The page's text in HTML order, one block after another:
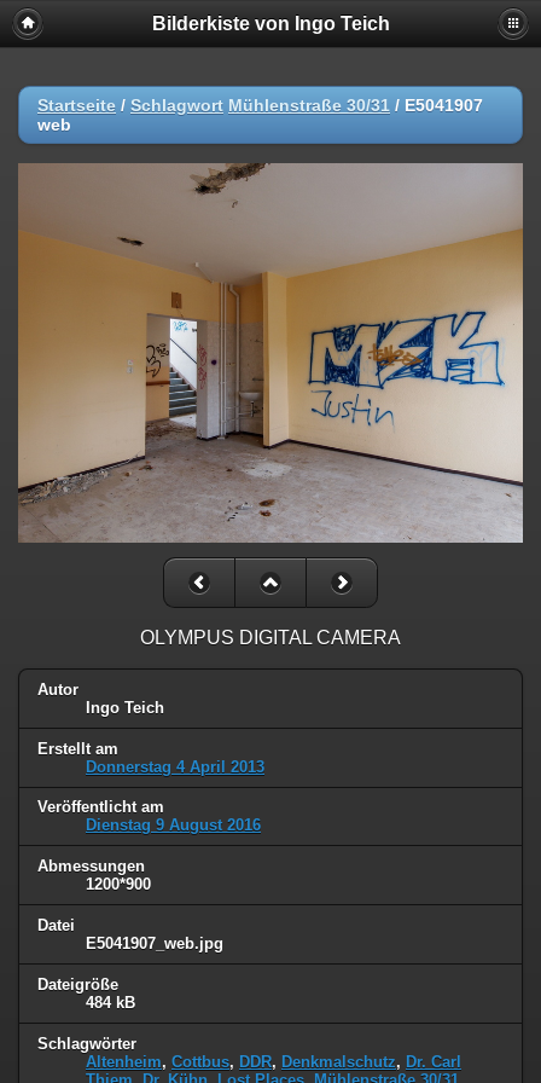
Bilderkiste von Ingo Teich
Startseite / Schlagwort Mühlenstraße 30/31 / E5041907
web
OLYMPUS DIGITAL CAMERA
Autor
Ingo Teich
Erstellt am
Donnerstag 4 April 2013
Veröffentlicht am
Dienstag 9 August 2016
Abmessungen
1200*900
Datei
E5041907_web.jpg
Dateigröße
484 kB
Schlagwörter
Altenheim, Cottbus, DDR, Denkmalschutz, Dr. Carl